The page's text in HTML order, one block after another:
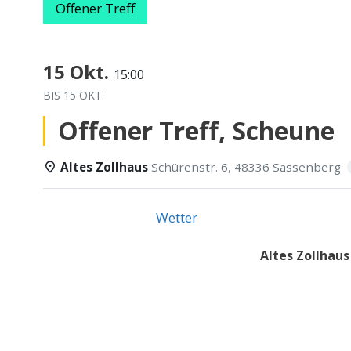
Offener Treff
15 Okt. 15:00
BIS 15 OKT.
Offener Treff, Scheune
Altes Zollhaus Schürenstr. 6, 48336 Sassenberg
Wetter
Altes